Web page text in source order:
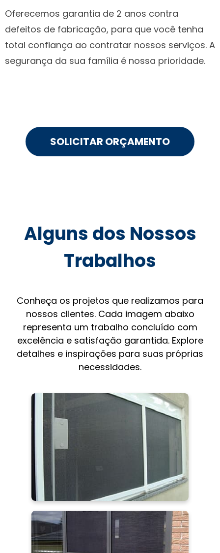
Oferecemos garantia de 2 anos contra
defeitos de fabricação, para que você tenha
total confiança ao contratar nossos serviços. A
segurança da sua família é nossa prioridade.
SOLICITAR ORÇAMENTO
Alguns dos Nossos
Trabalhos
Conheça os projetos que realizamos para
nossos clientes. Cada imagem abaixo
representa um trabalho concluído com
excelência e satisfação garantida. Explore
detalhes e inspirações para suas próprias
necessidades.